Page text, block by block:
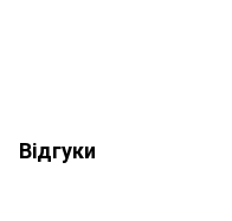
Відгуки